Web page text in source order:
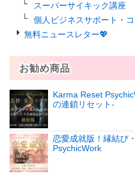
スーパーサイキック講座
個人ビジネスサポート・
無料ニュースレター💖
お勧め商品
Karma Reset
の連鎖リセット‐
恋愛成就版！縁結び
PsychicWork